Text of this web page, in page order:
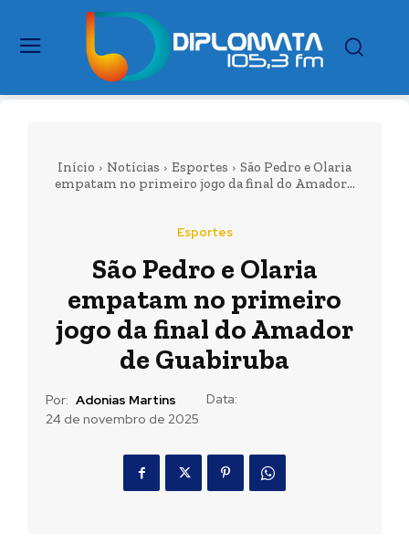
Início Notícias Esportes
São Pedro e Olaria
empatam no primeiro jogo da final do Amador...
Esportes
São Pedro e Olaria
empatam no primeiro
jogo da final do Amador
de Guabiruba
Por: Adonias Martins
Data:
24 de novembro de 2025